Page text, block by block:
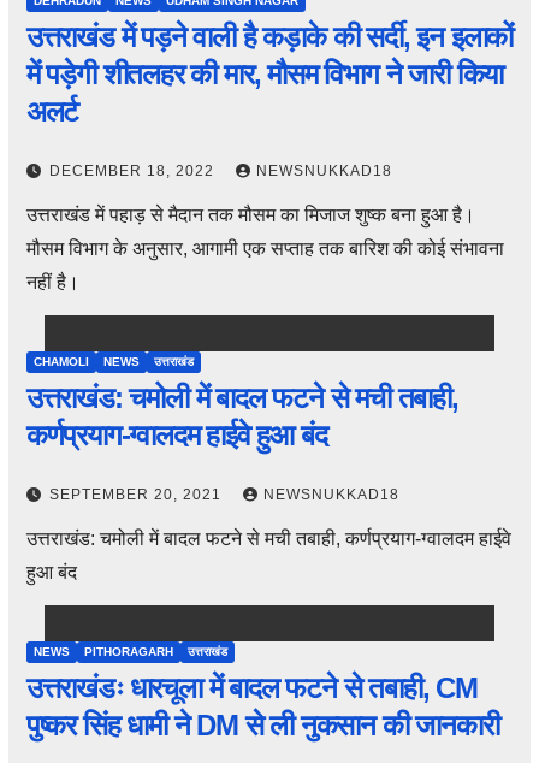
उत्तराखंड में पड़ने वाली है कड़ाके की सर्दी, इन इलाकों
में पड़ेगी शीतलहर की मार, मौसम विभाग ने जारी किया
अलर्ट
DECEMBER 18, 2022 NEWSNUKKAD18
उत्तराखंड में पहाड़ से मैदान तक मौसम का मिजाज शुष्क बना हुआ है।
मौसम विभाग के अनुसार, आगामी एक सप्ताह तक बारिश की कोई संभावना
नहीं है।
CHAMOLI NEWS उत्तराखंड
उत्तराखंड: चमोली में बादल फटने से मची तबाही,
कर्णप्रयाग-ग्वालदम हाईवे हुआ बंद
SEPTEMBER 20, 2021 NEWSNUKKAD18
उत्तराखंड: चमोली में बादल फटने से मची तबाही, कर्णप्रयाग-ग्वालदम हाईवे
हुआ बंद
NEWS PITHORAGARH उत्तराखंड
उत्तराखंडः धारचूला में बादल फटने से तबाही, CM
पुष्कर सिंह धामी ने DM से ली नुकसान की जानकारी